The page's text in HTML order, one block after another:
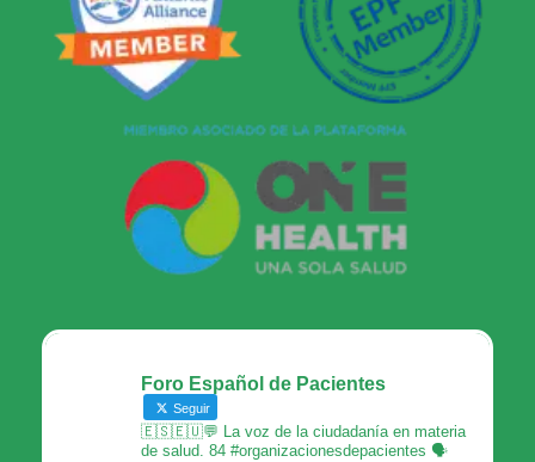
Foro Español de Pacientes
Seguir
🇪🇸🇪🇺💬 La voz de la ciudadanía en materia
de salud. 84 #organizacionesdepacientes 🗣